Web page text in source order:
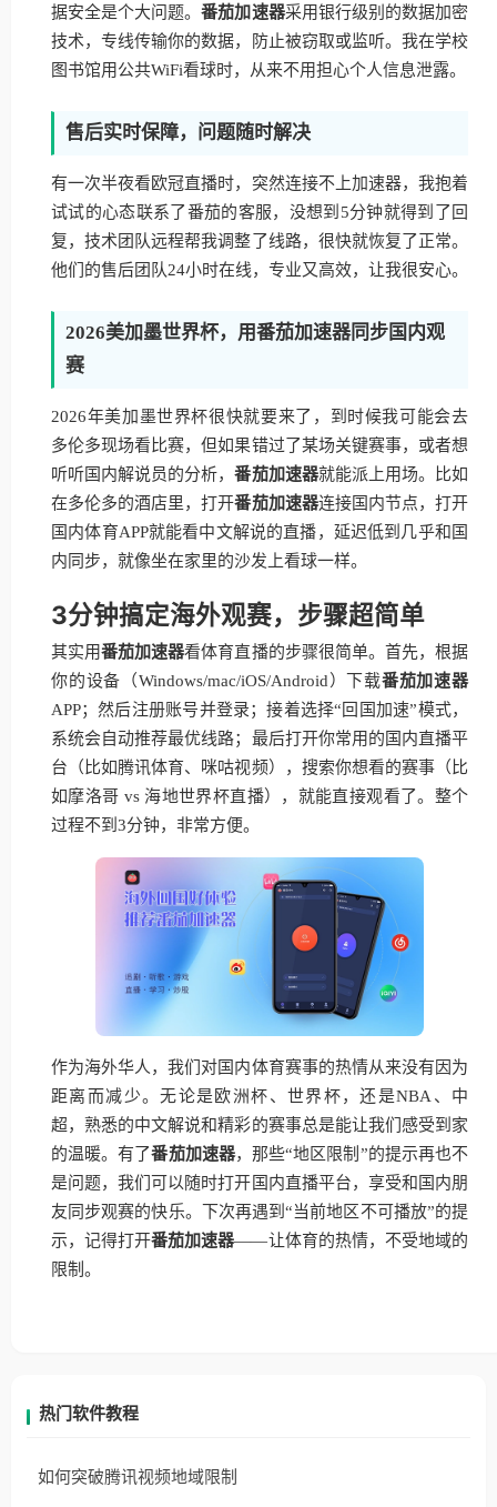
据安全是个大问题。番茄加速器采用银行级别的数据加密
技术，专线传输你的数据，防止被窃取或监听。我在学校
图书馆用公共WiFi看球时，从来不用担心个人信息泄露。
售后实时保障，问题随时解决
有一次半夜看欧冠直播时，突然连接不上加速器，我抱着
试试的心态联系了番茄的客服，没想到5分钟就得到了回
复，技术团队远程帮我调整了线路，很快就恢复了正常。
他们的售后团队24小时在线，专业又高效，让我很安心。
2026美加墨世界杯，用番茄加速器同步国内观
赛
2026年美加墨世界杯很快就要来了，到时候我可能会去
多伦多现场看比赛，但如果错过了某场关键赛事，或者想
听听国内解说员的分析，番茄加速器就能派上用场。比如
在多伦多的酒店里，打开番茄加速器连接国内节点，打开
国内体育APP就能看中文解说的直播，延迟低到几乎和国
内同步，就像坐在家里的沙发上看球一样。
3分钟搞定海外观赛，步骤超简单
其实用番茄加速器看体育直播的步骤很简单。首先，根据
你的设备（Windows/mac/iOS/Android）下载番茄加速器
APP；然后注册账号并登录；接着选择“回国加速”模式，
系统会自动推荐最优线路；最后打开你常用的国内直播平
台（比如腾讯体育、咪咕视频），搜索你想看的赛事（比
如摩洛哥 vs 海地世界杯直播），就能直接观看了。整个
过程不到3分钟，非常方便。
作为海外华人，我们对国内体育赛事的热情从来没有因为
距离而减少。无论是欧洲杯、世界杯，还是NBA、中
超，熟悉的中文解说和精彩的赛事总是能让我们感受到家
的温暖。有了番茄加速器，那些“地区限制”的提示再也不
是问题，我们可以随时打开国内直播平台，享受和国内朋
友同步观赛的快乐。下次再遇到“当前地区不可播放”的提
示，记得打开番茄加速器——让体育的热情，不受地域的
限制。
热门软件教程
如何突破腾讯视频地域限制